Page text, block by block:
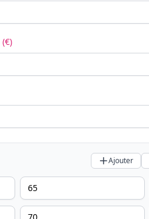
(€)
Ajouter